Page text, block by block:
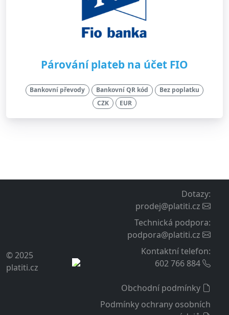
Párování plateb na účet FIO
Bankovní převody Bankovní QR kód
Bez poplatku
CZK
EUR
© 2025
platiti.cz
Dotazy:
prodej@platiti.cz
Technická podpora:
podpora@platiti.cz
Kontaktní telefon:
602 766 884
Obchodní podmínky
Podmínky ochrany osobních